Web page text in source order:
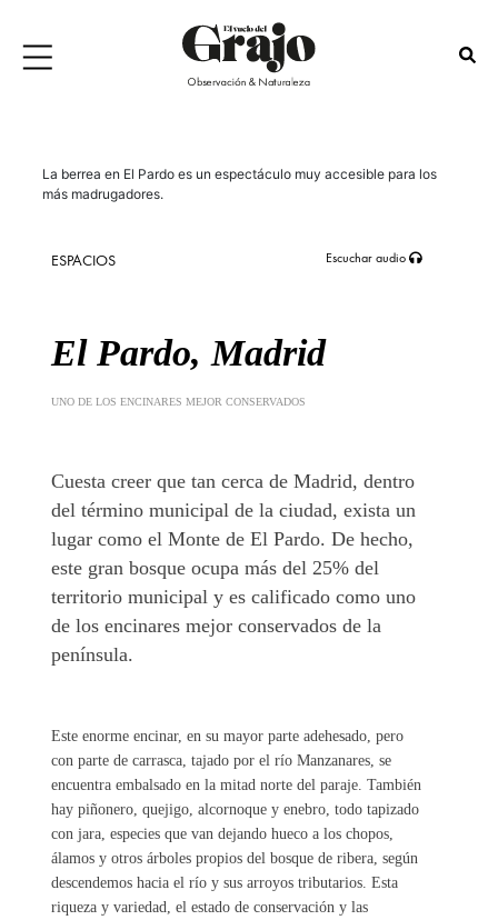
La berrea en El Pardo es un espectáculo muy accesible para los
más madrugadores.
ESPACIOS Escuchar audio
El Pardo, Madrid
UNO DE LOS ENCINARES MEJOR CONSERVADOS
Cuesta creer que tan cerca de Madrid, dentro
del término municipal de la ciudad, exista un
lugar como el Monte de El Pardo. De hecho,
este gran bosque ocupa más del 25% del
territorio municipal y es calificado como uno
de los encinares mejor conservados de la
península.
Este enorme encinar, en su mayor parte adehesado, pero
con parte de carrasca, tajado por el río Manzanares, se
encuentra embalsado en la mitad norte del paraje. También
hay piñonero, quejigo, alcornoque y enebro, todo tapizado
con jara, especies que van dejando hueco a los chopos,
álamos y otros árboles propios del bosque de ribera, según
descendemos hacia el río y sus arroyos tributarios. Esta
riqueza y variedad, el estado de conservación y las